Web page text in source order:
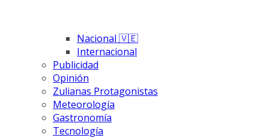
Nacional 🇻🇪
Internacional
Publicidad
Opinión
Zulianas Protagonistas
Meteorología
Gastronomía
Tecnología